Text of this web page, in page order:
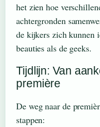
het zien hoe
achtergronden
de kijkers zich kunnen
beauties als de geeks.
Tijdlijn: Van
première
De weg naar de
stappen: